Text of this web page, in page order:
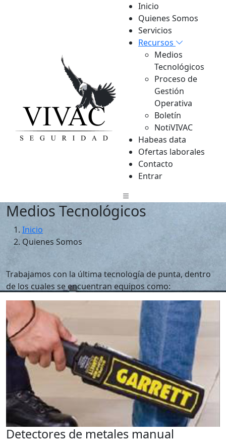
Inicio
Quienes Somos
Servicios
Recursos
Medios
Tecnológicos
Proceso de
Gestión
Operativa
Boletín
NotiVIVAC
Habeas data
Ofertas laborales
Contacto
Entrar
Medios Tecnológicos
Inicio
Quienes Somos
Trabajamos con la última tecnología de punta, dentro
de los cuales se encuentran equipos como:
Detectores de metales manual